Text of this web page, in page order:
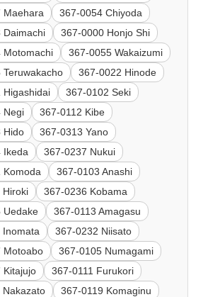
Maehara
367-0054 Chiyoda
Daimachi
367-0000 Honjo Shi
Motomachi
367-0055 Wakaizumi
367-0022 Hinode
Higashidai
367-0102 Seki
Negi
367-0112 Kibe
Hido
367-0313 Yano
Ikeda
367-0237 Nukui
Komoda
367-0103 Anashi
Hiroki
367-0236 Kobama
Uedake
367-0113 Amagasu
Inomata
367-0232 Niisato
Motoabo
367-0105 Numagami
Kitajujo
367-0111 Furukori
Nakazato
367-0119 Komaginu